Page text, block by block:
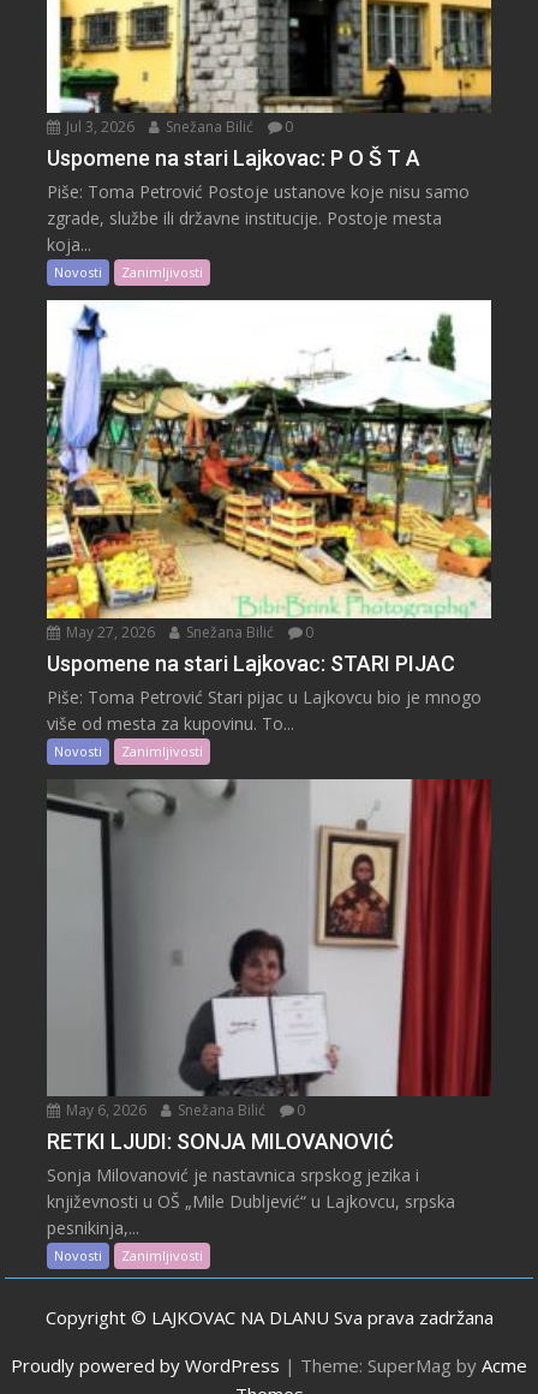
Jul 3, 2026 Snežana Bilić 0
Uspomene na stari Lajkovac: P O Š T A
Piše: Toma Petrović Postoje ustanove koje nisu samo
zgrade, službe ili državne institucije. Postoje mesta
koja...
Novosti Zanimljivosti
May 27, 2026 Snežana Bilić 0
Uspomene na stari Lajkovac: STARI PIJAC
Piše: Toma Petrović Stari pijac u Lajkovcu bio je mnogo
više od mesta za kupovinu. To...
Novosti Zanimljivosti
May 6, 2026 Snežana Bilić 0
RETKI LJUDI: SONJA MILOVANOVIĆ
Sonja Milovanović je nastavnica srpskog jezika i
književnosti u OŠ „Mile Dubljević“ u Lajkovcu, srpska
pesnikinja,...
Novosti Zanimljivosti
Copyright © LAJKOVAC NA DLANU Sva prava zadržana
Proudly powered by WordPress | Theme: SuperMag by Acme